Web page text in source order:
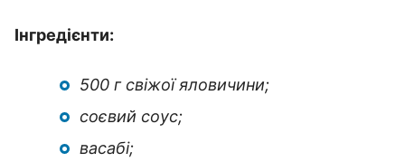
Інгредієнти:
500 г свіжої яловичини;
соєвий соус;
васабі;